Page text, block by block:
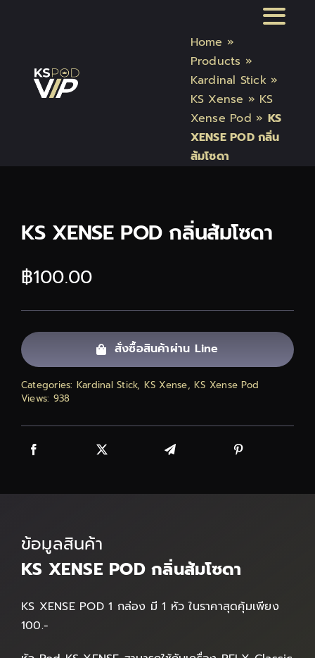
หน้าแรก
สินค้า Kardinal Stick
สินค้า Relx
สินค้า บุหรี่ไฟฟ้า แบรนด์
ติดต่อเรา
สั่งซื้อสินค้า!
Home »
Products »
Kardinal Stick»
KS Xense » KS
Xense Pod » KS
XENSE POD กลิ่น
ส้มโซดา
KS XENSE POD กลิ่นส้มโซดา
฿100.00
สั่งซื้อสินค้าผ่าน Line
Categories: Kardinal Stick, KS Xense,KS Xense Pod
Views: 938
ข้อมูลสินค้า
KS XENSE POD กลิ่นส้มโซดา
KS XENSE POD 1 กล่อง มี 1 หัว ในราคาสุดคุ้มเพียง
100.-